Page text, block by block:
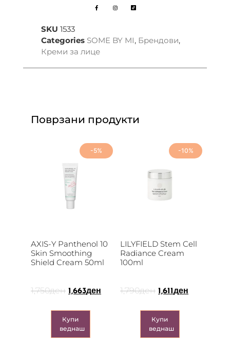
SKU 1533
Categories SOME BY MI, Брендови,
Креми за лице
Поврзани продукти
-5%
AXIS-Y Panthenol 10
Skin Smoothing
Shield Cream 50ml
1,750ден 1,663ден
Купи
веднаш
-10%
LILYFIELD Stem Cell
Radiance Cream
100ml
1,790ден 1,611 ден
Купи
веднаш